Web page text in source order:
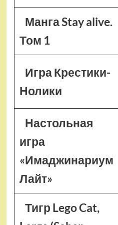
Манга Stay alive.
Том 1
Игра Крестики-
Нолики
Настольная
игра
«Имаджинариум
Лайт»
Тигр Lego Cat,